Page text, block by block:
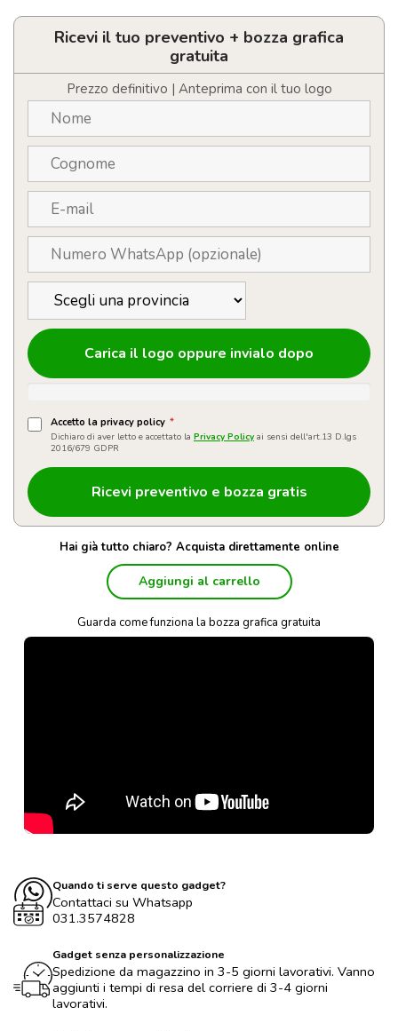
e
Ricevi il tuo preventivo + bozza grafica
gratuita
Prezzo definitivo | Anteprima con il tuo logo
Carica il logo oppure invialo dopo
Accetto la privacy policy *
Dichiaro di aver letto e accettato la Privacy Policy ai sensi dell'art.13 D.lgs
2016/679 GDPR
Hai già tutto chiaro? Acquista direttamente online
Aggiungi al carrello
Guarda come funziona la bozza grafica gratuita
Quando ti serve questo gadget?
Contattaci su Whatsapp
031.3574828
Gadget senza personalizzazione
Spedizione da magazzino in 3-5 giorni lavorativi. Vanno
aggiunti i tempi di resa del corriere di 3-4 giorni
lavorativi.